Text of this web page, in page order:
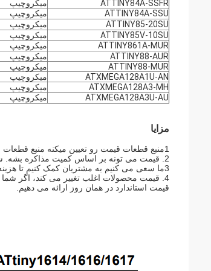
ATTINY84A-SSFR میکروچیپ
ATTINY84A-SSU
میکروچیپ
ATTINY85-20SU
میکروچیپ
ATTINY85V-10SU
میکروچیپ
ATTINY861A-MUR
میکروچیپ
ATTINY88-AUR
میکروچیپ
ATTINY88-MUR
میکروچیپ
ATXMEGA128A1U-AN
میکروچیپ
ATXMEGA128A3-MH
میکروچیپ
ATXMEGA128A3U-AU
میکروچیپ
مزایا
1منبع قطعات قیمت رو تعیین میکنه منبع قطعات ما خیلی اولیه ست
2. قیمت می تونه بر اساس کمیت مذاکره بشه. شرایط تحویل
3ما سعی می کنیم به مشتریان کمک کنیم تا هزینه حمل و نقل را کاهش دهند.
4. قیمت محصولات اغلب تغییر می کند، اگر
قیمت استاندارد در همان روز ارائه می دهیم.